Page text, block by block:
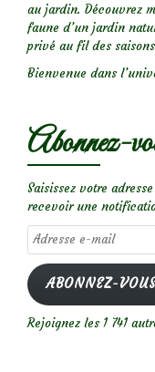
au jardin. Découvrez
faune d’un jardin
privé au fil des
Bienvenue dans
Abonnez-
Saisissez votre
recevoir une
Adresse
e-
mail
ABONNEZ-
Rejoignez les 1 741